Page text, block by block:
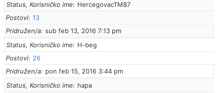
Status, Korisničko ime
HercegovacTM87
Postovi 13
Pridružen/a sub feb 13, 2016 7:13 pm
Status, Korisničko ime
H-beg
Postovi
26
Pridružen/a
pon feb 15, 2016 3:44 pm
Status, Korisničko ime
hapa